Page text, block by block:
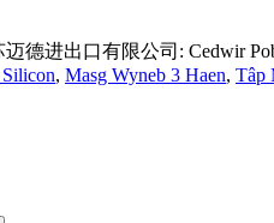
德进出口有限公司: Cedwir
, Masg Wyneb 3 Haen, Tâp